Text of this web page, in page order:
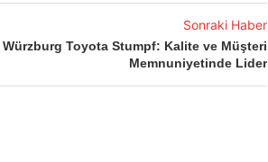
Sonraki Haber
Würzburg Toyota Stumpf: Kalite ve Müşteri
Memnuniyetinde Lider